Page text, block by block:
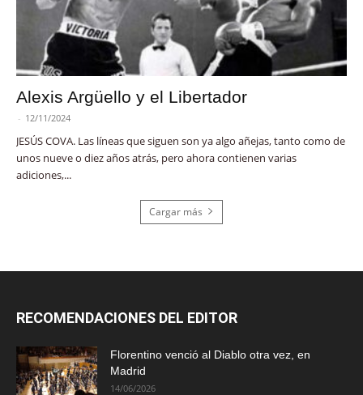
Alexis Argüello y el Libertador
- 12/11/2024
JESÚS COVA. Las líneas que siguen son ya algo añejas, tanto como de
unos nueve o diez años atrás, pero ahora contienen varias
adiciones,...
Cargar más
RECOMENDACIONES DEL EDITOR
Florentino venció al Diablo otra vez, en
Madrid
14/06/2026